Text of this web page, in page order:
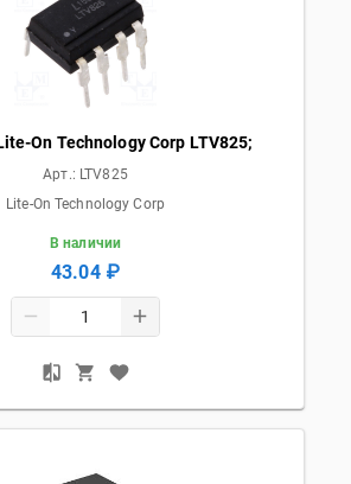
On Technology Corp LTV825;
Арт.: LTV825
Lite-On Technology Corp
В наличии
43.04 ₽